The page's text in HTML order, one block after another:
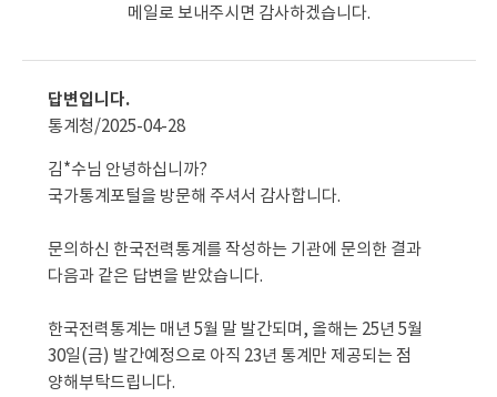
메일로 보내주시면 감사하겠습니다.
답변입니다.
통계청/2025-04-28
김*수님 안녕하십니까?
국가통계포털을 방문해 주셔서 감사합니다.
문의하신 한국전력통계를 작성하는 기관에 문의한 결과
다음과 같은 답변을 받았습니다.
한국전력통계는 매년 5월 말 발간되며, 올해는 25년 5월
30일(금) 발간예정으로 아직 23년 통계만 제공되는 점
양해부탁드립니다.